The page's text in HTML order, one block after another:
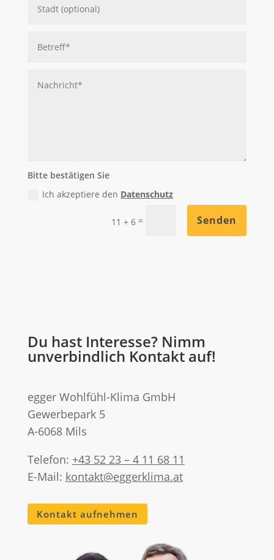
Bitte bestätigen Sie
Ich akzeptiere den Datenschutz
11 + 6 = Senden
Du hast Interesse? Nimm
unverbindlich Kontakt auf!
egger Wohlfühl-Klima GmbH
Gewerbepark 5
A-6068 Mils
Telefon: +43 52 23 – 4 11 68 11
E-Mail: kontakt@eggerklima.at
Kontakt aufnehmen